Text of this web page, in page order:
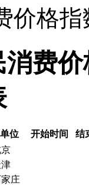
价格
费
单位 开始时间
结
庄